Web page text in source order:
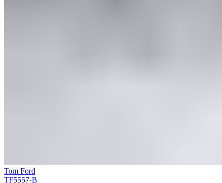
Tom Ford
TF5557-B